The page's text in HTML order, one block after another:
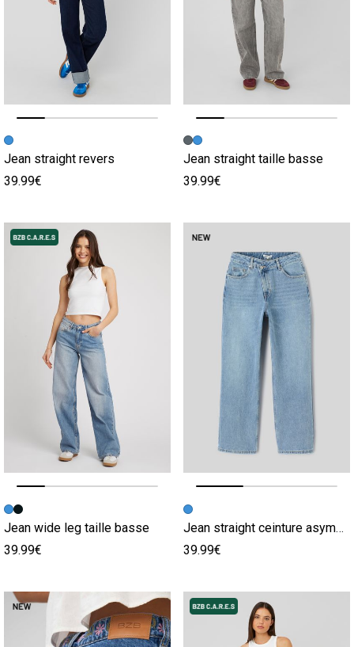
Image précédente
Image suivante
Jean straight revers
39.99€
Image précédente
Image suivante
Jean straight taille basse
39.99€
Image précédente
Image suivante
Jean wide leg taille basse
39.99€
Image précédente
Image suivante
Jean straight ceinture asymétrique
39.99€